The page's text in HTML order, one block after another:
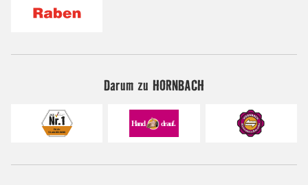
Darum zu HORNBACH